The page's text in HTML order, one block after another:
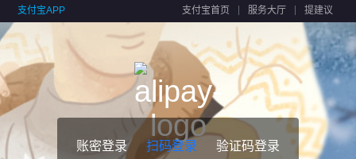
支付宝APP 支付宝首页 服务大厅 提建议
账密登录 扫码登录 验证码登录